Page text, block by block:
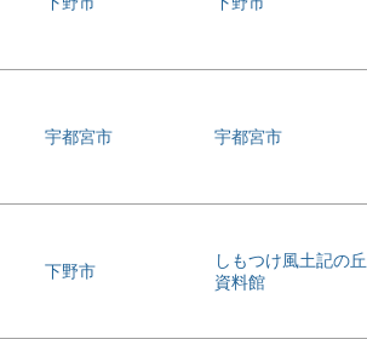
宇都宮市 宇都宮市
下野市
しもつけ風土記の丘
資料館